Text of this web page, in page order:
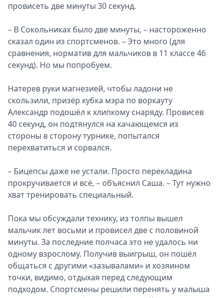
провисеть две минуты 30 секунд.
– В Сокольниках было две минуты, – настороженно
сказал один из спортсменов. – Это много (для
сравнения, норматив для мальчиков в 11 классе 46
секунд). Но мы попробуем.
Натерев руки магнезией, чтобы ладони не
скользили, призёр кубка мэра по воркауту
Александр подошёл к хлипкому снаряду. Провисев
40 секунд, он подтянулся на качающемся из
стороны в сторону турнике, попытался
перехватиться и сорвался.
– Бицепсы даже не устали. Просто перекладина
прокручивается и всё, – объяснил Саша. – Тут нужно
хват тренировать специальный.
Пока мы обсуждали технику, из толпы вышел
мальчик лет восьми и провисел две с половиной
минуты. За последние полчаса это не удалось ни
одному взрослому. Получив выигрыш, он пошёл
общаться с другими «зазывалами» и хозяином
точки, видимо, отдыхая перед следующим
подходом. Спортсмены решили перенять у малыша